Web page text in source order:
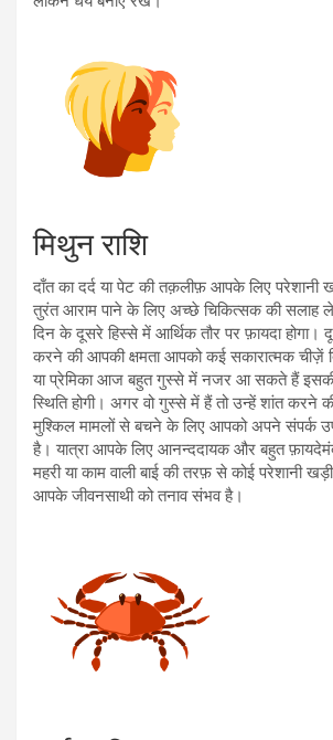
मिथुन राशि
दाँत का दर्द या पेट की तक़लीफ़ आपके लिए परेशानी
तुरंत आराम पाने के लिए अच्छे चिकित्सक की सलाह
दिन के दूसरे हिस्से में आर्थिक तौर पर फ़ायदा होगा।
करने की आपकी क्षमता आपको कई सकारात्मक चीज़ें
या प्रेमिका आज बहुत गुस्से में नजर आ सकते हैं
स्थिति होगी। अगर वो गुस्से में हैं तो उन्हें शांत करने
मुश्किल मामलों से बचने के लिए आपको अपने संपर्क
है। यात्रा आपके लिए आनन्ददायक और बहुत
महरी या काम वाली बाई की तरफ़ से कोई परेशानी
आपके जीवनसाथी को तनाव संभव है।